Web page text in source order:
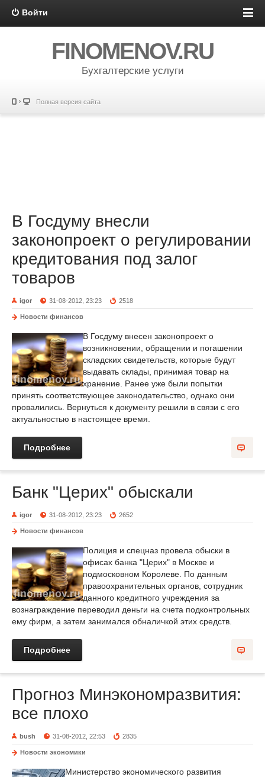
Войти
FINOMENOV.RU
Бухгалтерские услуги
Полная версия сайта
В Госдуму внесли
законопроект о регулировании
кредитования под залог
товаров
igor 31-08-2012, 23:23 2518
Новости финансов
В Госдуму внесен законопроект о
возникновении, обращении и погашении
складских свидетельств, которые будут
выдавать склады, принимая товар на
хранение. Ранее уже были попытки
принять соответствующее законодательство, однако они
провалились. Вернуться к документу решили в связи с его
актуальностью в настоящее время.
Подробнее
Банк "Церих" обыскали
igor 31-08-2012, 23:23 2652
Новости финансов
Полиция и спецназ провела обыски в
офисах банка "Церих" в Москве и
подмосковном Королеве. По данным
правоохранительных органов, сотрудник
данного кредитного учреждения за
вознаграждение переводил деньги на счета подконтрольных
ему фирм, а затем занимался обналичкой этих средств.
Подробнее
Прогноз Минэкономразвития:
все плохо
bush 31-08-2012, 22:53 2835
Новости экономики
Министерство экономического развития